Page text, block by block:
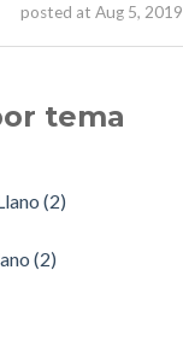
posted at Aug 5, 2019
tema
(2)
(2)